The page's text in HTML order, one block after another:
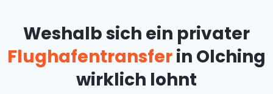
Weshalb sich ein privater
Flughafentransferin Olching
wirklich lohnt